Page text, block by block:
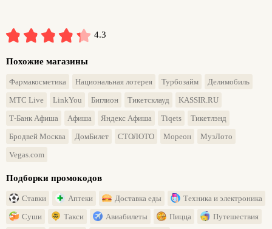
4.3
Похожие магазины
Фармакосметика Национальная лотерея Турбозайм
Делимобиль
МТС Live
LinkYou Биглион Тикетсклауд
KASSIR.RU
Т-Банк Афиша
Афиша Яндекс Афиша Tiqets
Тикетлэнд
Бродвей Москва
ДомБилет СТОЛОТО Мореон
МузЛото
Vegas.com
Подборки промокодов
Ставки Аптеки Доставка еды
Техника и электроника
Суши
Такси Авиабилеты Пицца
Путешествия